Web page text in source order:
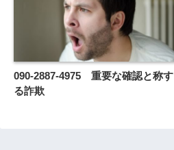
090-2887-4975 重要な確認と称す
る詐欺